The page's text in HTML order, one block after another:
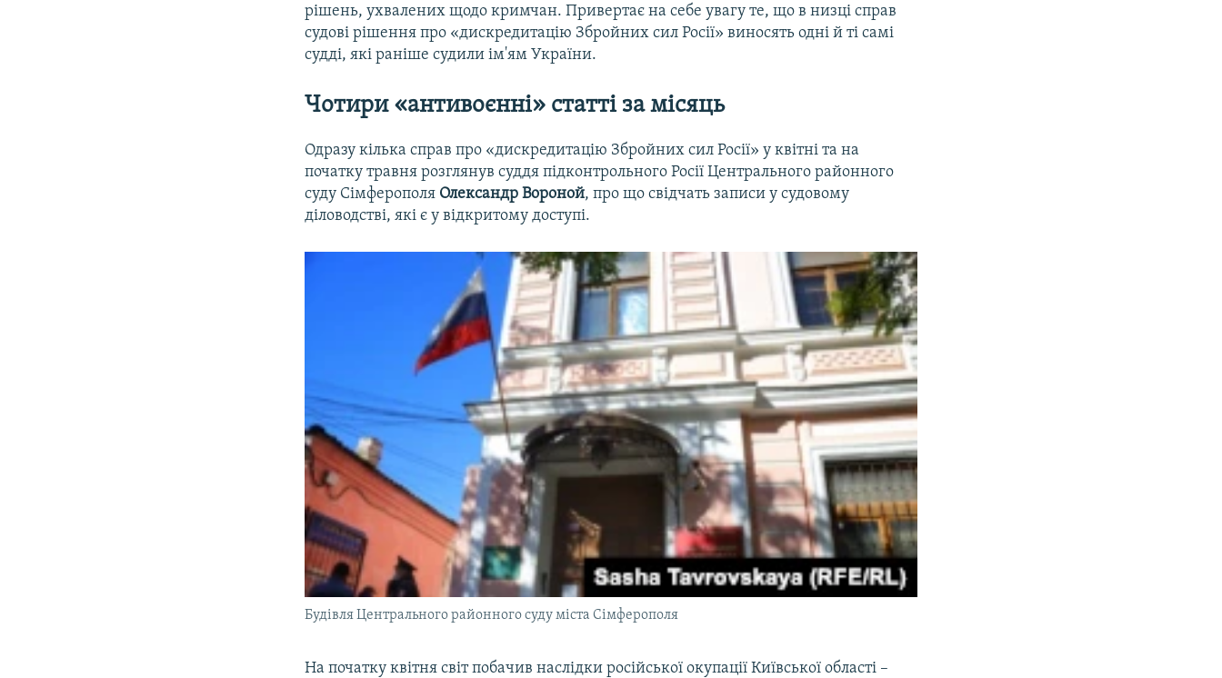
рішень, ухвалених щодо кримчан. Привертає на себе увагу те, що в низці справ
судові рішення про «дискредитацію Збройних сил Росії» виносять одні й ті самі
судді, які раніше судили ім'ям України.
Чотири «антивоєнні» статті за місяць
Одразу кілька справ про «дискредитацію Збройних сил Росії» у квітні та на
початку травня розглянув суддя підконтрольного Росії Центрального районного
суду Сімферополя Олександр Вороной, про що свідчать записи у судовому
діловодстві, які є у відкритому доступі.
Будівля Центрального районного суду міста Сімферополя
На початку квітня світ побачив наслідки російської окупації Київської області –